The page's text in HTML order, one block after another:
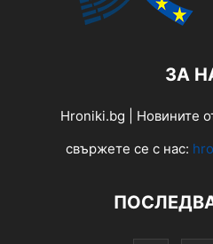
ЗА
Hroniki.bg | Новините
свържете се с нас: